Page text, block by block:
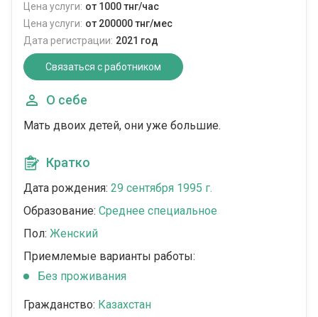
Цена услуги: от 1000 тнг/час
Цена услуги: от 200000 тнг/мес
Дата регистрации: 2021 год
Связаться с работником
О себе
Мать двоих детей, они уже большие.
Кратко
Дата рождения: 29 сентября 1995 г.
Образование: Среднее специальное
Пол: Женский
Приемлемые варианты работы:
Без проживания
Гражданство: Казахстан